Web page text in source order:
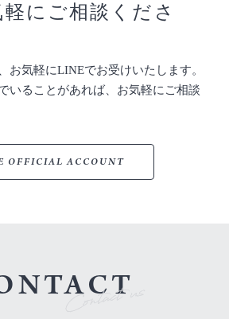
にご相談くださ
お気軽にLINEでお受けいたします。
いることがあれば、お気軽にご相談
OFFICIAL ACCOUNT